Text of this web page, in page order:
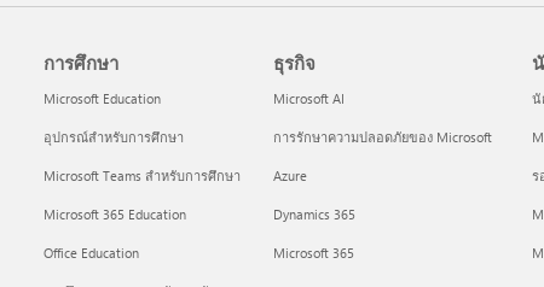
การศึกษา
Microsoft Education
อุปกรณ์สำหรับการศึกษา
Microsoft Teams สำหรับการศึกษา
Microsoft 365 Education
Office Education
ธุรกิจ
Microsoft AI
การรักษาความปลอดภัยของ Microsoft
Azure
Dynamics 365
Microsoft 365
นั
ร